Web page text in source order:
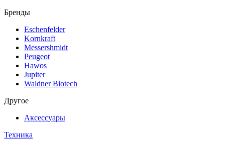
Бренды
Eschenfelder
Kornkraft
Messershmidt
Peugeot
Hawos
Jupiter
Waldner Biotech
Другое
Аксессуары
Техника